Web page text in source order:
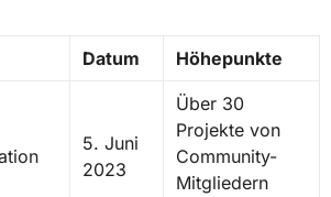
Datum Höhepunkte
5. Juni
2023
Über 30
Projekte von
Community-
Mitgliedern